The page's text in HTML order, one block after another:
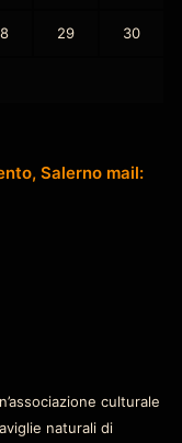
29 30
Salerno mail:
culturale
naturali di